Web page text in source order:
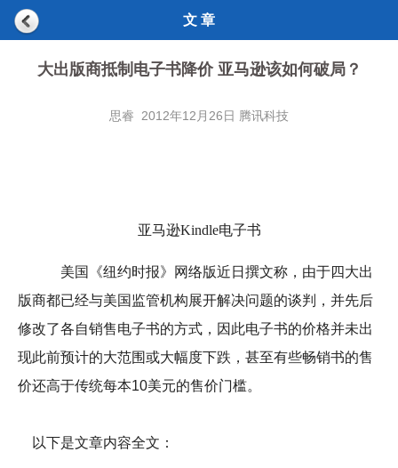
文 章
大出版商抵制电子书降价 亚马逊该如何破局？
思睿 2012年12月26日 腾讯科技
亚马逊Kindle电子书
美国《纽约时报》网络版近日撰文称，由于四大出
版商都已经与美国监管机构展开解决问题的谈判，并先后
修改了各自销售电子书的方式，因此电子书的价格并未出
现此前预计的大范围或大幅度下跌，甚至有些畅销书的售
价还高于传统每本10美元的售价门槛。
以下是文章内容全文：